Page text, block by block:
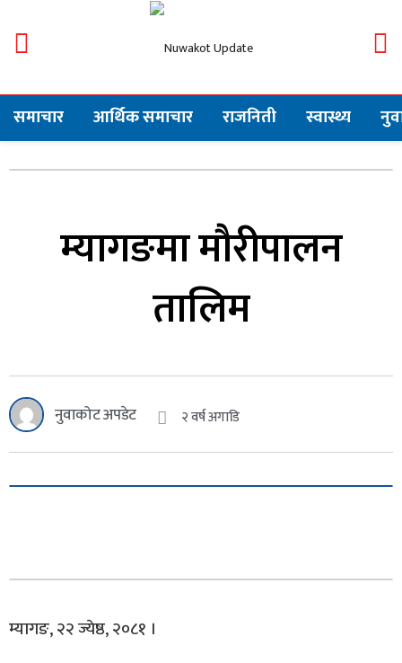
समाचार आर्थिक समाचार राजनिती स्वास्थ्य
म्यागङमा मौरीपालन
तालिम
नुवाकोट अपडेट २ वर्ष अगाडि
म्यागङ, २२ ज्येष्ठ, २०८१ ।